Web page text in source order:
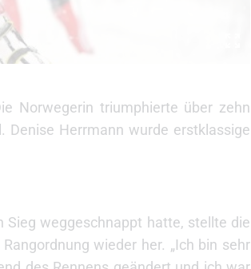
Norwegerin triumphierte über zehn
Denise Herrmann wurde erstklassige
Sieg weggeschnappt hatte, stellte die
wieder her. „Ich bin sehr